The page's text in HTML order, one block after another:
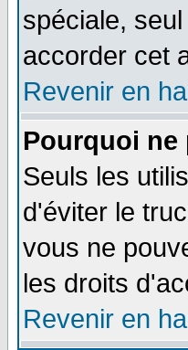
spéciale,
accorder cet
Revenir en
Pourquoi ne
Seuls les
d'éviter le
vous ne
les droits
Revenir en